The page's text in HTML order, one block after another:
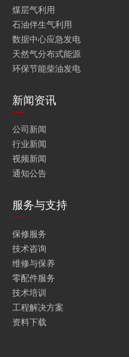
煤层气利用
石油伴生气利用
数据中心应急发电
天然气分布式能源
环保节能柴油发电
新闻资讯
公司新闻
行业新闻
视频新闻
通知公告
服务与支持
保修服务
技术咨询
维修与保养
零配件服务
技术培训
工程解决方案
资料下载